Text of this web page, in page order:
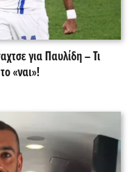
για Παυλίδη – Τι
«ναι»!